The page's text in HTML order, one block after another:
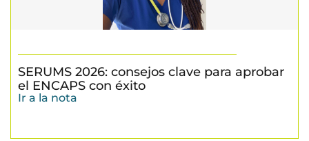
SERUMS 2026: consejos clave para aprobar
el ENCAPS con éxito
Ir a la nota